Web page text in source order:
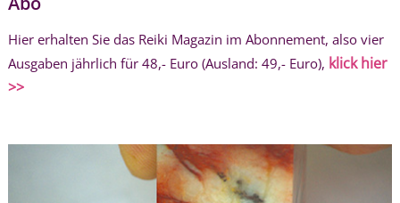
Hier erhalten Sie das Reiki Magazin im Abonnement, also vier
Ausgaben jährlich für 48,- Euro (Ausland: 49,- Euro), klick hier
>>